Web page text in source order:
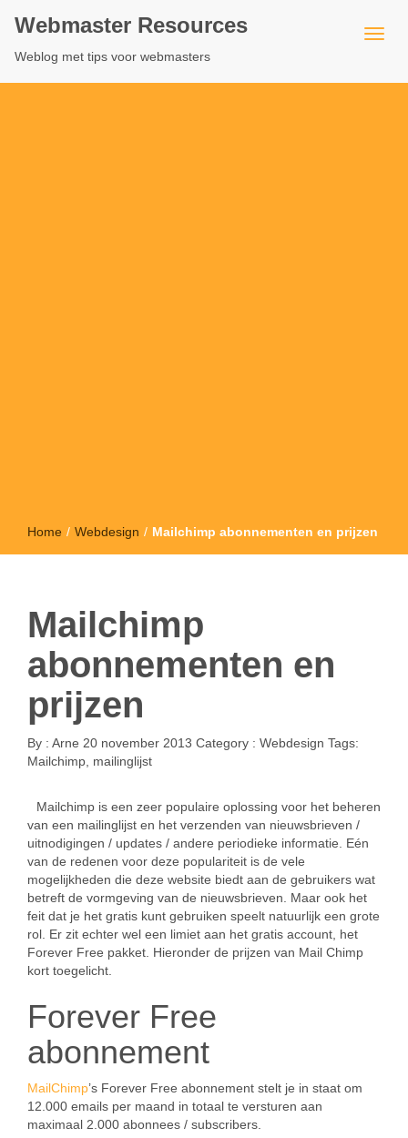
Webmaster Resources
Weblog met tips voor webmasters
Home / Webdesign / Mailchimp abonnementen en prijzen
Mailchimp
abonnementen en
prijzen
By : Arne 20 november 2013 Category : Webdesign Tags:
Mailchimp mailinglijst
Mailchimp is een zeer populaire oplossing voor het beheren
van een mailinglijst en het verzenden van nieuwsbrieven /
uitnodigingen / updates / andere periodieke informatie. Eén
van de redenen voor deze populariteit is de vele
mogelijkheden die deze website biedt aan de gebruikers wat
betreft de vormgeving van de nieuwsbrieven. Maar ook het
feit dat je het gratis kunt gebruiken speelt natuurlijk een grote
rol. Er zit echter wel een limiet aan het gratis account, het
Forever Free pakket. Hieronder de prijzen van Mail Chimp
kort toegelicht.
Forever Free
abonnement
MailChimp’s Forever Free abonnement stelt je in staat om
12.000 emails per maand in totaal te versturen aan
maximaal 2.000 abonnees / subscribers.